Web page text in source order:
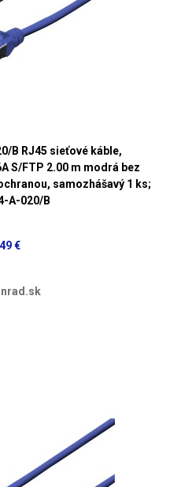
B RJ45 sieťové káble,
S/FTP 2.00 m modrá bez
samozhášavý 1 ks;
A-020/B
€